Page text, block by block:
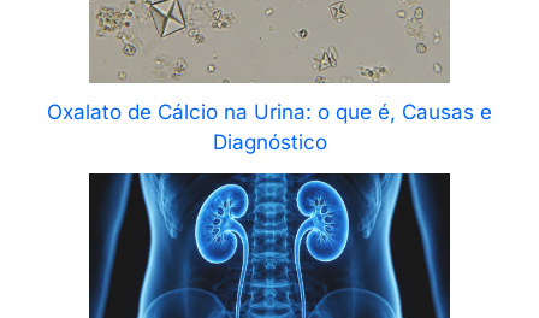
Oxalato de Cálcio na Urina: o que é, Causas e
Diagnóstico